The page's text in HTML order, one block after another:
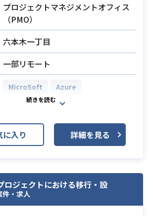
プロジェクトマネジメントオフィス
（PMO）
六本木一丁目
一部リモート
MicroSoft Azure
入提案支援チームにて、戦略策定か
ら提案書の構造化、デリバリーサポ
ートまでを担います。
構成を組み立て、エンジニアへの的
確な指示出しを通じてコンサルファ
ーム水準の高品質な提案活動をリー
に入り 詳細を見る
ロジェクトにおける移行・設
件・求人